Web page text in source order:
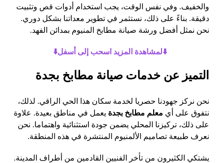
والخفيف. وفي نفس الوقت، يجب استخدام أدوات قص وتثبيت
دقيقة. بناءً على ذلك، نستثمر في تطوير معداتنا بشكل دوري.
نحن نمثل أفضل ورشة صيانة مطابخ المنيوم بمدائن الفهد.
⬇️لمشاهدة المزيد اسحب إلى أسفل⬇️
التميز عن خدمات صيانة مطابخ بجدة
نحن نركز جهودنا حصريا لخدمة سكان هذا الحي الراقي. لذلك،
نتفوق على أي معلم مطابخ بجدة يعمل في مناطق بعيدة. علاوة
على ذلك، تركيزنا المحلي يضمن جودة استثنائية واهتماما. نحن
نعرف طبيعة تصاميم الألمنيوم المنتشرة في هذه المنطقة.
يشتكي الكثيرون من تأخر الفنيين القادمين من أطراف المدينة.